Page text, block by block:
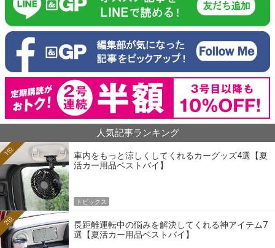
人気記事ランキング
車内をもっと涼しくしてくれるカーグッズ4選【夏
活カー用品ベストバイ】
1位
トピックス
長距離運転中の悩みを解決してくれる神アイテム7
選【夏活カー用品ベストバイ】
2位